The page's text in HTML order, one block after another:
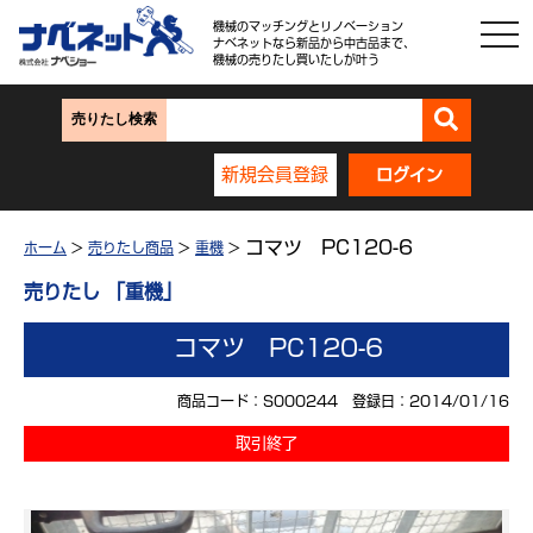
機械のマッチングとリノベーション
ナベネットなら新品から中古品まで、
機械の売りたし買いたしが叶う
売りたし検索
新規会員登録 ログイン
ホーム > 売りたし商品 > 重機 > コマツ PC120-6
売りたし 「重機」
コマツ PC120-6
商品コード：S000244 登録日：2014/01/16
取引終了